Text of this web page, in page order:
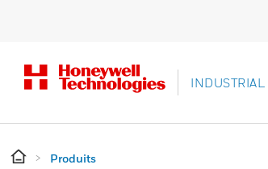
INDUSTRIAL
Produits